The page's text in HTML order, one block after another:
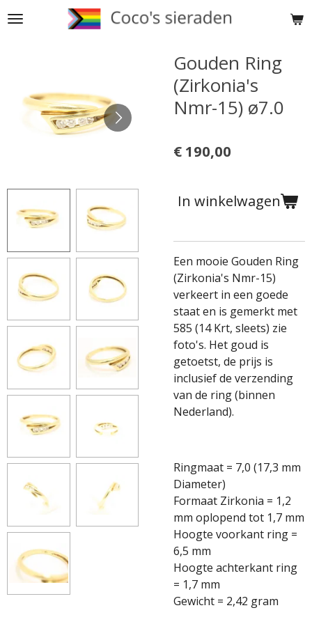
Ga
Gouden Ring
(Zirkonia's
Nmr-15) ø7.0
€ 190,00
In winkelwagen
Een mooie Gouden Ring
(Zirkonia's Nmr-15)
verkeert in een goede
staat en is gemerkt met
585 (14 Krt, sleets) zie
foto's. Het goud is
getoetst, de prijs is
inclusief de verzending
van de ring (binnen
Nederland).
Ringmaat = 7,0 (17,3 mm
Diameter)
Formaat Zirkonia = 1,2
mm oplopend tot 1,7 mm
Hoogte voorkant ring =
6,5 mm
Hoogte achterkant ring
= 1,7 mm
Gewicht = 2,42 gram